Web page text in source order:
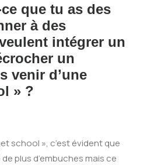
que tu as des
à des
intégrer un
un
venir d’une
» ?
school », c’est évident que
plus d’embuches mais ce